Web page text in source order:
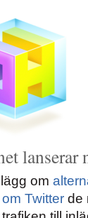
lanserar
om
Twitter de